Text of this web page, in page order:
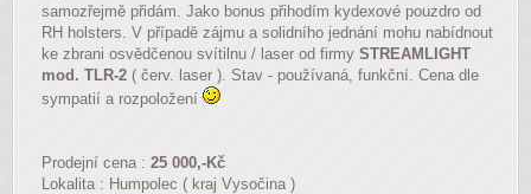
samozřejmě přidám. Jako bonus přihodím kydexové pouzdro od
RH holsters. V případě zájmu a solidního jednání mohu nabídnout
ke zbrani osvědčenou svítilnu / laser od firmy STREAMLIGHT
mod. TLR-2 ( červ. laser ). Stav - používaná, funkční. Cena dle
sympatií a rozpoložení
Prodejní cena : 25 000,-Kč
Lokalita : Humpolec ( kraj Vysočina )